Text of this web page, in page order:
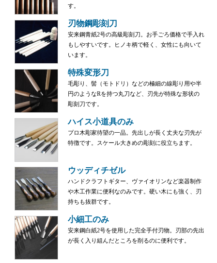
す。
刃物鋼彫刻刀
安来鋼青紙2号の高級彫刻刀。お手ごろ価格で手入れ
もしやすいです。ヒノキ柄で軽く、女性にも向いて
います。
特殊変形刀
毛彫り、髻（モトドリ）などの極細の線彫り用や半
円のようなRを持つ丸刀など、刃先が特殊な形状の
彫刻刀です。
ハイス小道具のみ
プロ木彫家待望の一品。先出しが長く丈夫な刃先が
特徴です。スケール大きめの彫刻に役立ちます。
ウッディチゼル
ハンドクラフトギター、ヴァイオリンなど楽器制作
や木工作業に便利なのみです。硬い木にも強く、刃
持ちも抜群です。
小細工のみ
安来鋼白紙2号を使用した完全手付刃物。刃部の先出
が長く入り組んだところを削るのに便利です。